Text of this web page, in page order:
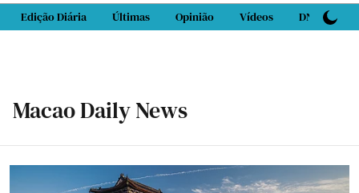
Edição Diária Últimas Opinião Vídeos DN Sport
Macao Daily News